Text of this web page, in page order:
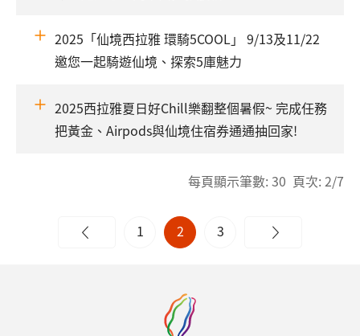
2025「仙境西拉雅 環騎5COOL」 9/13及11/22
邀您一起騎遊仙境、探索5庫魅力
2025西拉雅夏日好Chill樂翻整個暑假~ 完成任務
把黃金、Airpods與仙境住宿券通通抽回家!
每頁顯示筆數: 30 頁次: 2/7
1 2 3